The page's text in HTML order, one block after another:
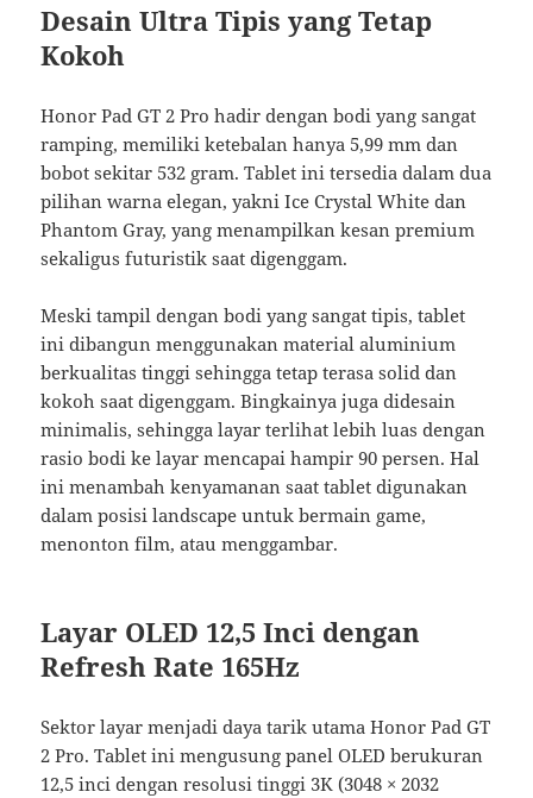
Desain Ultra Tipis yang Tetap
Kokoh
Honor Pad GT 2 Pro hadir dengan bodi yang sangat
ramping, memiliki ketebalan hanya 5,99 mm dan
bobot sekitar 532 gram. Tablet ini tersedia dalam dua
pilihan warna elegan, yakni Ice Crystal White dan
Phantom Gray, yang menampilkan kesan premium
sekaligus futuristik saat digenggam.
Meski tampil dengan bodi yang sangat tipis, tablet
ini dibangun menggunakan material aluminium
berkualitas tinggi sehingga tetap terasa solid dan
kokoh saat digenggam. Bingkainya juga didesain
minimalis, sehingga layar terlihat lebih luas dengan
rasio bodi ke layar mencapai hampir 90 persen. Hal
ini menambah kenyamanan saat tablet digunakan
dalam posisi landscape untuk bermain game,
menonton film, atau menggambar.
Layar OLED 12,5 Inci dengan
Refresh Rate 165Hz
Sektor layar menjadi daya tarik utama Honor Pad GT
2 Pro. Tablet ini mengusung panel OLED berukuran
12,5 inci dengan resolusi tinggi 3K (3048 × 2032